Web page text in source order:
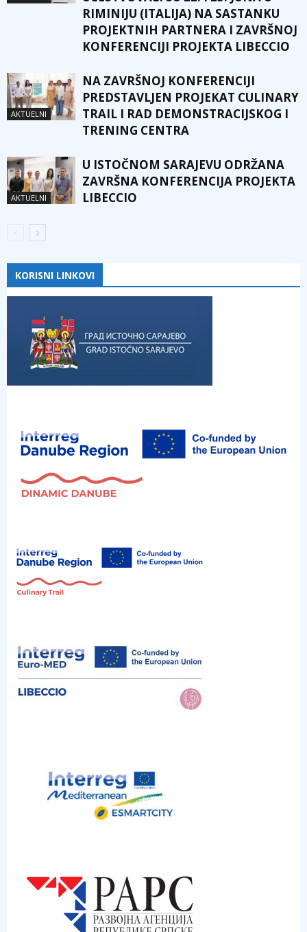
RIMINIJU (ITALIJA) NA SASTANKU
PROJEKTNIH PARTNERA I ZAVRŠNOJ
KONFERENCIJI PROJEKTA LIBECCIO
AKTUELNI
NA ZAVRŠNOJ KONFERENCIJI
PREDSTAVLJEN PROJEKAT CULINARY
TRAIL I RAD DEMONSTRACIJSKOG I
TRENING CENTRA
AKTUELNI
U ISTOČNOM SARAJEVU ODRŽANA
ZAVRŠNA KONFERENCIJA PROJEKTA
LIBECCIO
KORISNI LINKOVI